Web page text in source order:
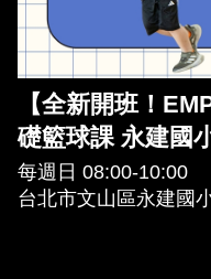
【全新開班！
礎籃球課 永建國
每週日 08:00-10:00
台北市文山區永建國